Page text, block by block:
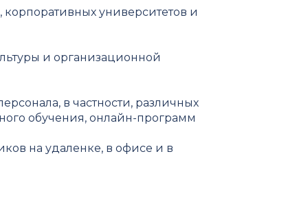
университетов и
и организационной
в частности, различных
обучения, онлайн-программ
на удаленке, в офисе и в